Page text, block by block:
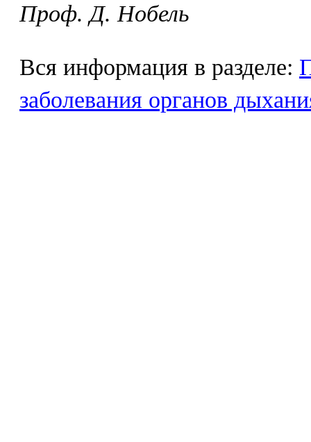
Проф. Д. Нобель
Вся информация в разделе:
заболевания органов